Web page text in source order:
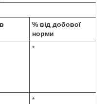
% від добової
норми
*
*